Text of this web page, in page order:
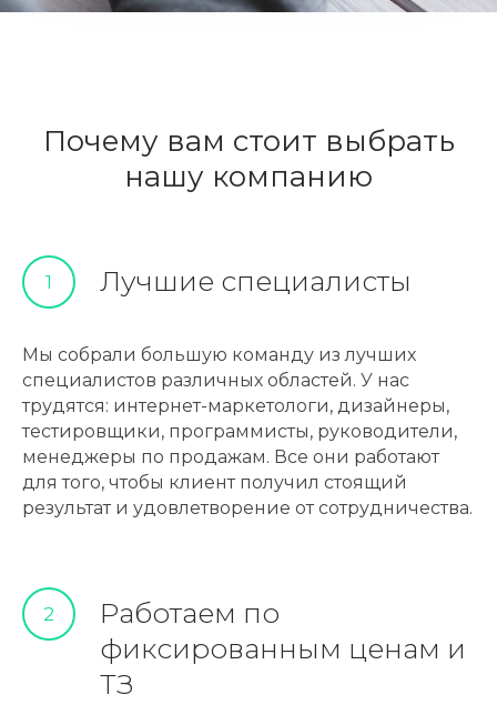
Почему вам стоит выбрать
нашу компанию
1 Лучшие специалисты
Мы собрали большую команду из лучших
специалистов различных областей. У нас
трудятся: интернет-маркетологи, дизайнеры,
тестировщики, программисты, руководители,
менеджеры по продажам. Все они работают
для того, чтобы клиент получил стоящий
результат и удовлетворение от сотрудничества.
2
Работаем по
фиксированным ценам и
ТЗ